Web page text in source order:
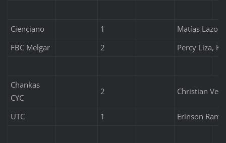
Cienciano 1
Matías Lazo
FBC Melgar
2 Percy Liza,
Chankas
CYC
2 Christian
UTC 1 Erinson